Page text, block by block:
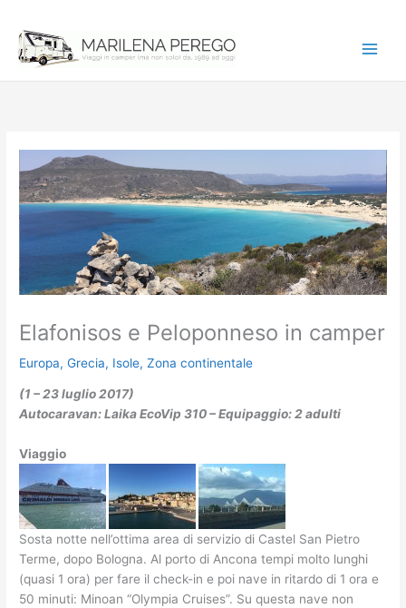
contenuto
Elafonisos e Peloponneso in camper
Europa,Grecia, Isole,Zona continentale
(1 – 23 luglio 2017)
Autocaravan: Laika EcoVip 310 – Equipaggio: 2 adulti
Viaggio
Sosta notte nell’ottima area di servizio di Castel San Pietro
Terme, dopo Bologna. Al porto di Ancona tempi molto lunghi
(quasi 1 ora) per fare il check-in e poi nave in ritardo di 1 ora e
50 minuti: Minoan “Olympia Cruises”. Su questa nave non